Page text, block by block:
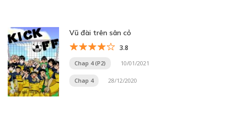
Vũ đài trên sân cỏ
3.8
Chap 4 (P2) 10/01/2021
Chap 4 28/12/2020